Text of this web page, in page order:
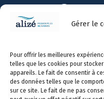
Gérer le
Pour offrir les meilleures
telles que les cookies pour
appareils. Le fait de consentir à
des données telles que le
sur ce site. Le fait de ne pas
Prendre
rendez-
vous